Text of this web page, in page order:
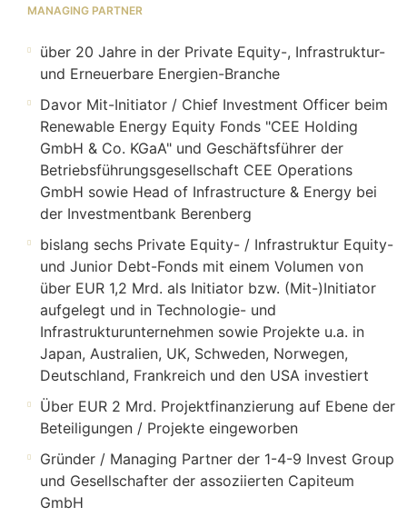
MANAGING PARTNER
über 20 Jahre in der Private Equity-, Infrastruktur-
und Erneuerbare Energien-Branche
Davor Mit-Initiator / Chief Investment Officer beim
Renewable Energy Equity Fonds "CEE Holding
GmbH & Co. KGaA" und Geschäftsführer der
Betriebsführungsgesellschaft CEE Operations
GmbH sowie Head of Infrastructure & Energy bei
der Investmentbank Berenberg
bislang sechs Private Equity- / Infrastruktur Equity-
und Junior Debt-Fonds mit einem Volumen von
über EUR 1,2 Mrd. als Initiator bzw. (Mit-)Initiator
aufgelegt und in Technologie- und
Infrastrukturunternehmen sowie Projekte u.a. in
Japan, Australien, UK, Schweden, Norwegen,
Deutschland, Frankreich und den USA investiert
Über EUR 2 Mrd. Projektfinanzierung auf Ebene der
Beteiligungen / Projekte eingeworben
Gründer / Managing Partner der 1-4-9 Invest Group
und Gesellschafter der assoziierten Capiteum
GmbH